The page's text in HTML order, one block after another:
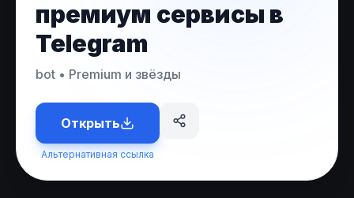
премиум сервисы в
Telegram
bot • Premium и звёзды
Открыть
Альтернативная ссылка